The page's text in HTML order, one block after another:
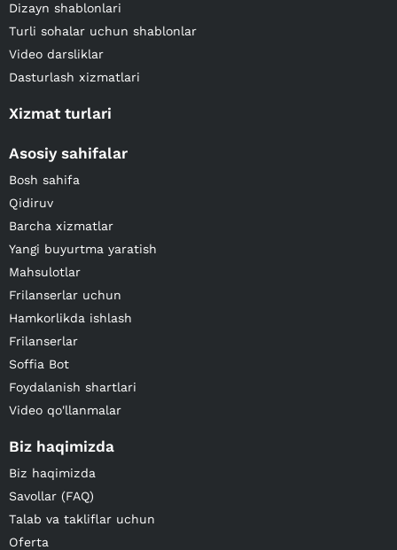
Dizayn shablonlari
Turli sohalar uchun shablonlar
Video darsliklar
Dasturlash xizmatlari
Xizmat turlari
Asosiy sahifalar
Bosh sahifa
Qidiruv
Barcha xizmatlar
Yangi buyurtma yaratish
Mahsulotlar
Frilanserlar uchun
Hamkorlikda ishlash
Frilanserlar
Soffia Bot
Foydalanish shartlari
Video qo'llanmalar
Biz haqimizda
Biz haqimizda
Savollar (FAQ)
Talab va takliflar uchun
Oferta